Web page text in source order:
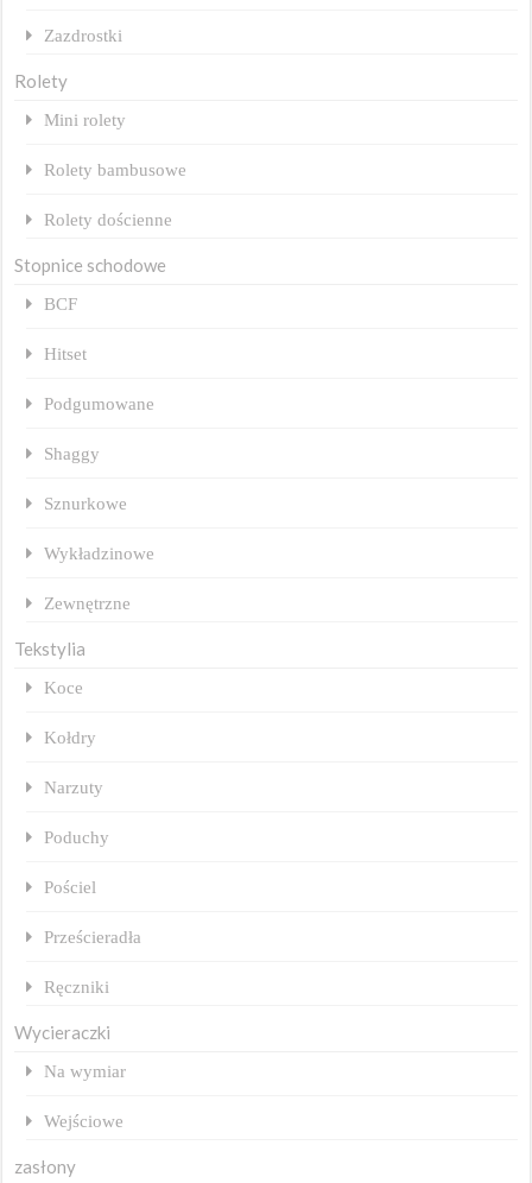
Zazdrostki
Rolety
Mini rolety
Rolety bambusowe
Rolety dościenne
Stopnice schodowe
BCF
Hitset
Podgumowane
Shaggy
Sznurkowe
Wykładzinowe
Zewnętrzne
Tekstylia
Koce
Kołdry
Narzuty
Poduchy
Pościel
Prześcieradła
Ręczniki
Wycieraczki
Na wymiar
Wejściowe
zasłony